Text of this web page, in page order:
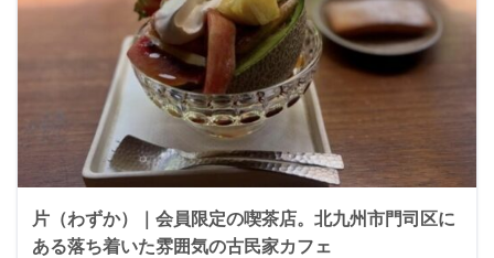
片（わずか）｜会員限定の喫茶店。北九州市門司区に
ある落ち着いた雰囲気の古民家カフェ